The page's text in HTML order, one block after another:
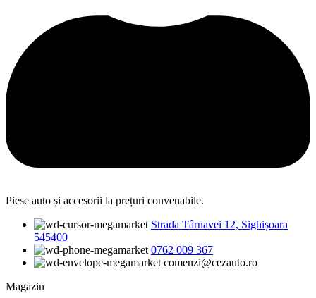
Piese auto și accesorii la prețuri convenabile.
Strada Târnavei 12, Sighișoara
545400
0762 009 367
comenzi@cezauto.ro
Magazin